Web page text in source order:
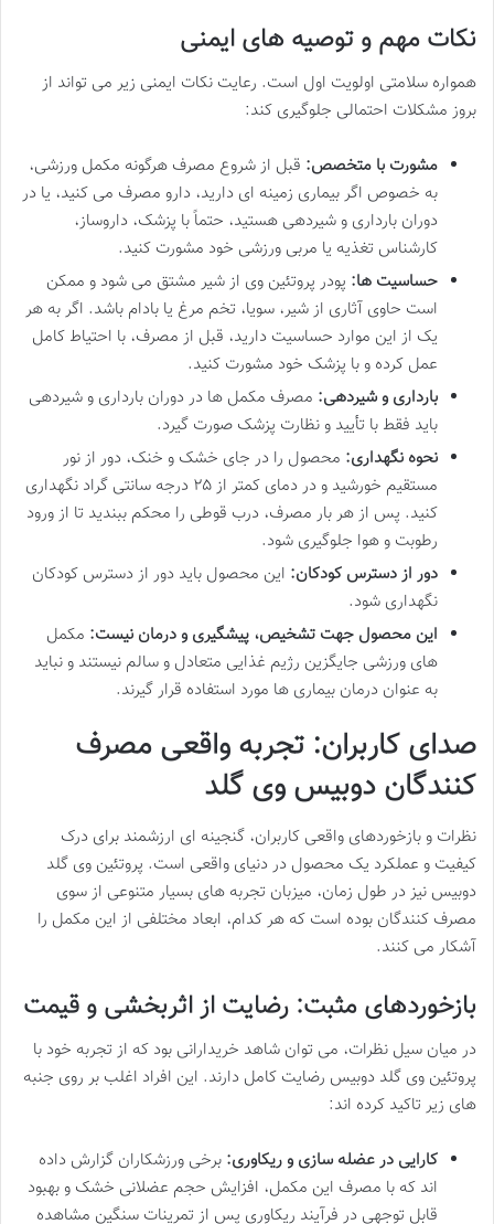
نکات مهم و توصیه های ایمنی
همواره سلامتی اولویت اول است. رعایت نکات ایمنی زیر می تواند از
بروز مشکلات احتمالی جلوگیری کند:
مشورت با متخصص: قبل از شروع مصرف هرگونه مکمل ورزشی،
به خصوص اگر بیماری زمینه ای دارید، دارو مصرف می کنید، یا در
دوران بارداری و شیردهی هستید، حتماً با پزشک، داروساز،
کارشناس تغذیه یا مربی ورزشی خود مشورت کنید.
حساسیت ها: پودر پروتئین وی از شیر مشتق می شود و ممکن
است حاوی آثاری از شیر، سویا، تخم مرغ یا بادام باشد. اگر به هر
یک از این موارد حساسیت دارید، قبل از مصرف، با احتیاط کامل
عمل کرده و با پزشک خود مشورت کنید.
بارداری و شیردهی: مصرف مکمل ها در دوران بارداری و شیردهی
باید فقط با تأیید و نظارت پزشک صورت گیرد.
نحوه نگهداری: محصول را در جای خشک و خنک، دور از نور
مستقیم خورشید و در دمای کمتر از ۲۵ درجه سانتی گراد نگهداری
کنید. پس از هر بار مصرف، درب قوطی را محکم ببندید تا از ورود
رطوبت و هوا جلوگیری شود.
دور از دسترس کودکان: این محصول باید دور از دسترس کودکان
نگهداری شود.
این محصول جهت تشخیص، پیشگیری و درمان نیست: مکمل
های ورزشی جایگزین رژیم غذایی متعادل و سالم نیستند و نباید
به عنوان درمان بیماری ها مورد استفاده قرار گیرند.
صدای کاربران: تجربه واقعی مصرف
کنندگان دوبیس وی گلد
نظرات و بازخوردهای واقعی کاربران، گنجینه ای ارزشمند برای درک
کیفیت و عملکرد یک محصول در دنیای واقعی است. پروتئین وی گلد
دوبیس نیز در طول زمان، میزبان تجربه های بسیار متنوعی از سوی
مصرف کنندگان بوده است که هر کدام، ابعاد مختلفی از این مکمل را
آشکار می کنند.
بازخوردهای مثبت: رضایت از اثربخشی و قیمت
در میان سیل نظرات، می توان شاهد خریدارانی بود که از تجربه خود با
پروتئین وی گلد دوبیس رضایت کامل دارند. این افراد اغلب بر روی جنبه
های زیر تاکید کرده اند:
کارایی در عضله سازی و ریکاوری: برخی ورزشکاران گزارش داده
اند که با مصرف این مکمل، افزایش حجم عضلانی خشک و بهبود
قابل توجهی در فرآیند ریکاوری پس از تمرینات سنگین مشاهده